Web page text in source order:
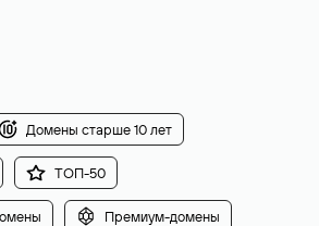
Домены старше 10 лет
ТОП-50
Премиум-домены